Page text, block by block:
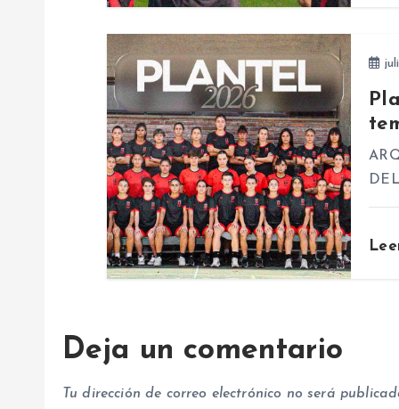
a
d
Deja un comentario
Tu dirección de correo electrónico no será